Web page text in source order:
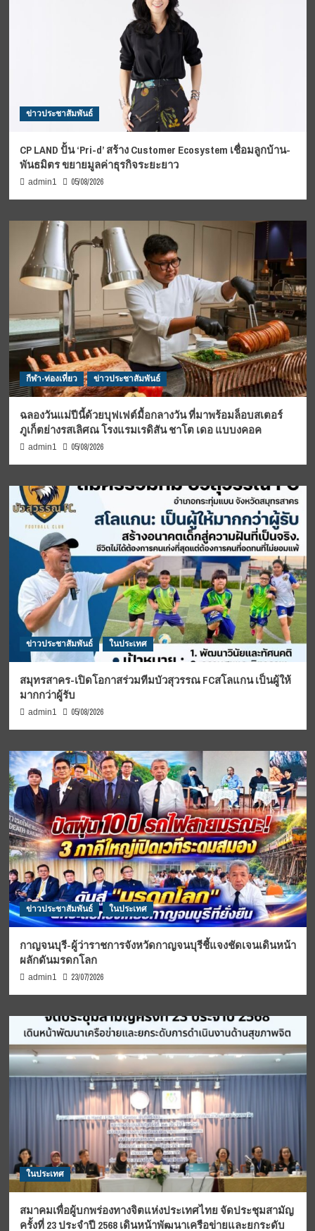
ข่าวประชาสัมพันธ์
CP LAND ปั้น ‘Pri-d’ สร้าง Customer Ecosystem เชื่อมลูกบ้าน-
พันธมิตร ขยายมูลค่าธุรกิจระยะยาว
admin1 05/08/2026
กีฬา-ท่องเที่ยว ข่าวประชาสัมพันธ์
ฉลองวันแม่ปีนี้ด้วยบุฟเฟต์มื้อกลางวัน ที่มาพร้อมล็อบสเตอร์
ภูเก็ตย่างรสเลิศณ โรงแรมเรดิสัน ชาโต เดอ แบบงคอค
admin1 05/08/2026
ข่าวประชาสัมพันธ์ ในประเทศ
สมุทรสาคร-เปิดโอกาสร่วมทีมบัวสุวรรณ FCสโลแกน เป็นผู้ให้
มากกว่าผู้รับ
admin1 05/08/2026
ข่าวประชาสัมพันธ์ ในประเทศ
กาญจนบุรี-ผู้ว่าราชการจังหวัดกาญจนบุรีชี้แจงชัดเจนเดินหน้า
ผลักดันมรดกโลก
admin1 23/07/2026
ในประเทศ
สมาคมเพื่อผู้บกพร่องทางจิตแห่งประเทศไทย จัดประชุมสามัญ
ครั้งที่ 23 ประจำปี 2568 เดินหน้าพัฒนาเครือข่ายและยกระดับ